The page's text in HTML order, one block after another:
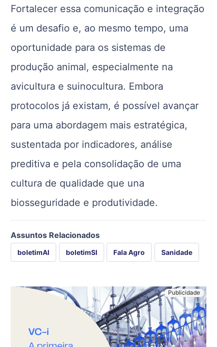
Fortalecer essa comunicação e integração
é um desafio e, ao mesmo tempo, uma
oportunidade para os sistemas de
produção animal, especialmente na
avicultura e suinocultura. Embora
protocolos já existam, é possível avançar
para uma abordagem mais estratégica,
sustentada por indicadores, análise
preditiva e pela consolidação de uma
cultura de qualidade que una
biosseguridade e produtividade.
Assuntos Relacionados
boletimAI boletimSI Fala Agro Sanidade